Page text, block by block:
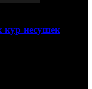
несушек